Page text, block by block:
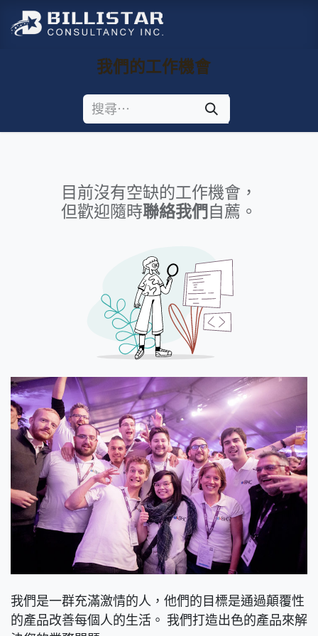
我們的工作機會
目前沒有空缺的工作機會，
但歡迎隨時聯絡我們自薦。
我們是一群充滿激情的人，他們的目標是通過顛覆性
的產品改善每個人的生活。 我們打造出色的產品來解